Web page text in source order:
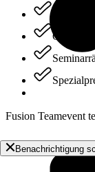
Benachrichtigung
Fusion Teamevent